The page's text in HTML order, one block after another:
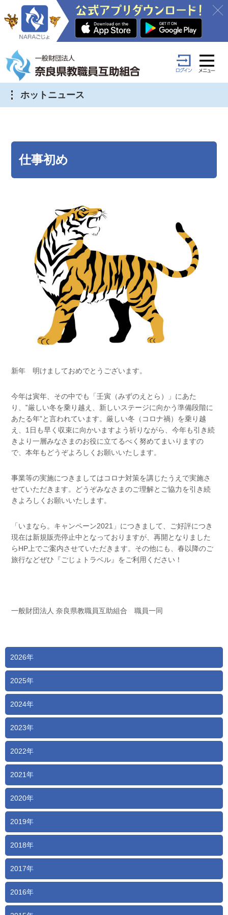
ホットニュース
2026年
2025年
2024年
2023年
2022年
2021年
2020年
2019年
2018年
2017年
2016年
仕事初め
新年 明けましておめでとうございます。
今年は寅年、その中でも「壬寅（みずのえとら）」にあた
り、‟厳しい冬を乗り越え、新しいステージに向かう準備段階に
あたる年”と言われています。厳しい冬（コロナ禍）を乗り越
え、1日も早く収束に向かいますよう祈りながら、今年も引き続
きより一層みなさまのお役に立てるべく努めてまいりますの
で、本年もどうぞよろしくお願いいたします。
事業等の実施につきましてはコロナ対策を講じたうえで実施さ
せていただきます。どうぞみなさまのご理解とご協力を引き続
きよろしくお願いいたします。
「いまなら。キャンペーン2021」につきまして、ご好評につき
現在は新規販売停止中となっておりますが、再開となりました
らHP上でご案内させていただきます。その他にも、春以降のご
旅行などぜひ『ごじょトラベル』をご利用ください！
一般財団法人 奈良県教職員互助組合 職員一同